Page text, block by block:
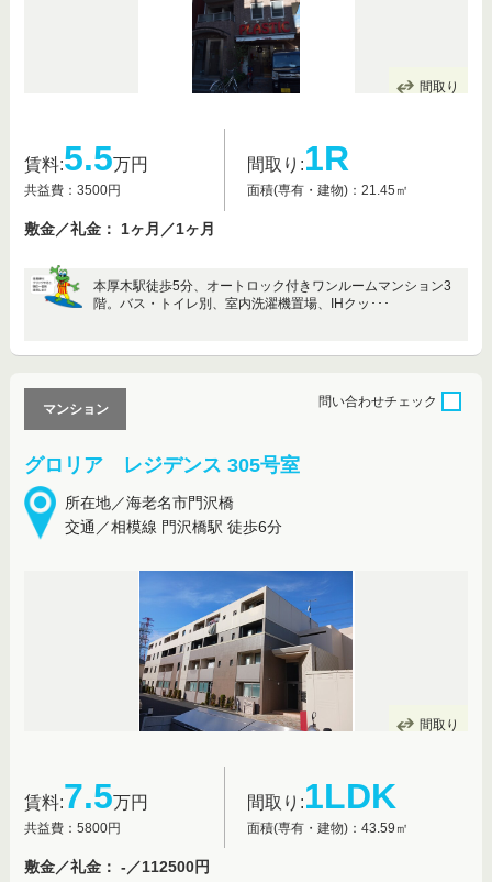
間取り
賃料:5.5万円
共益費：3500円
間取り:1R
面積(専有・建物)：21.45㎡
敷金／礼金： 1ヶ月／1ヶ月
本厚木駅徒歩5分、オートロック付きワンルームマンション3
階。バス・トイレ別、室内洗濯機置場、IHクッ･･･
グロリア レジデンス 305号室
所在地／海老名市門沢橋
交通／相模線 門沢橋駅 徒歩6分
マンション
問い合わせチェック
間取り
賃料:7.5万円
共益費：5800円
間取り:1LDK
面積(専有・建物)：43.59㎡
敷金／礼金： -／112500円